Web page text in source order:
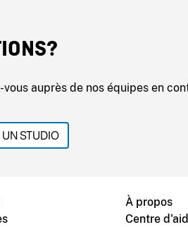
vous auprès de nos équipes en
STUDIO
À propos
Centre